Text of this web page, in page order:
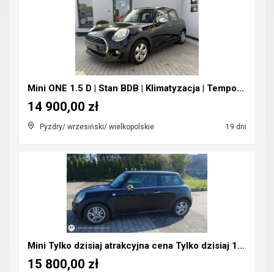
Mini ONE 1.5 D | Stan BDB | Klimatyzacja | Tempoma...
Pyzdry/ wrzesiński/ wielkopolskie 19 dni
14 900,00 zł
Mini Tylko dzisiaj atrakcyjna cena Tylko dzisiaj 1...
15 800,00 zł